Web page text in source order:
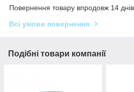
Повернення товару впродовж 14
Всі умови повернення
Подібні товари компанії